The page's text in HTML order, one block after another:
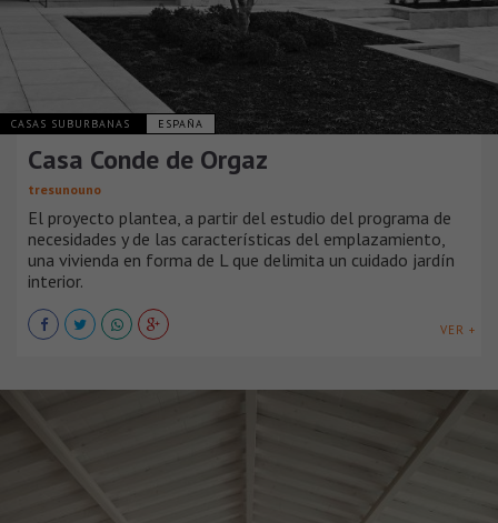
CASAS SUBURBANAS ESPAÑA
Casa Conde de Orgaz
tresunouno
El proyecto plantea, a partir del estudio del programa de
necesidades y de las características del emplazamiento,
una vivienda en forma de L que delimita un cuidado jardín
interior.
VER +